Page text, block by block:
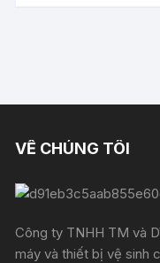
VỀ CHÚNG TÔI
Công ty TNHH TM và
máy và thiết bị vệ sinh